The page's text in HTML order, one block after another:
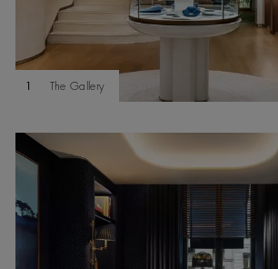
1 The Gallery